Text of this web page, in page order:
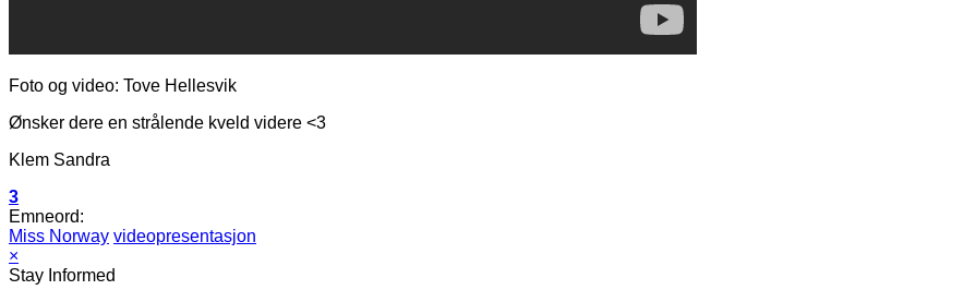
Foto og video: Tove Hellesvik
Ønsker dere en strålende kveld videre <3
Klem Sandra
3
Emneord:
Miss Norway videopresentasjon
×
Stay Informed